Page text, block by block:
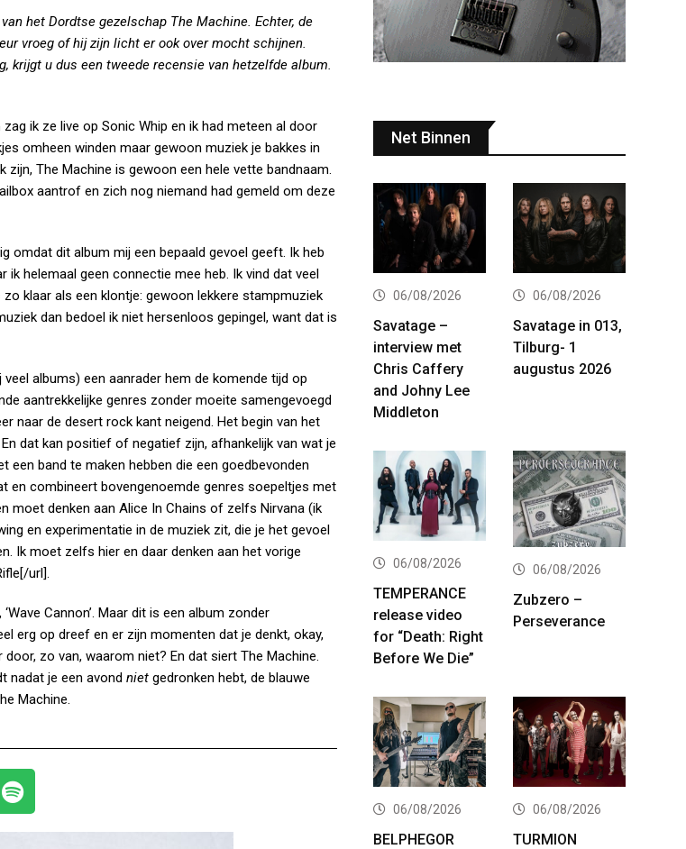
het Dordtse gezelschap The Machine. Echter, de
vroeg of hij zijn licht er ook over mocht schijnen.
krijgt u dus een tweede recensie van hetzelfde album.
ik ze live op Sonic Whip en ik had meteen al door
omheen winden maar gewoon muziek je bakkes in
zijn, The Machine is gewoon een hele vette bandnaam.
aantrof en zich nog niemand had gemeld om deze
omdat dit album mij een bepaald gevoel geeft. Ik heb
ik helemaal geen connectie mee heb. Ik vind dat veel
klaar als een klontje: gewoon lekkere stampmuziek
dan bedoel ik niet hersenloos gepingel, want dat is
albums) een aanrader hem de komende tijd op
aantrekkelijke genres zonder moeite samengevoegd
naar de desert rock kant neigend. Het begin van het
dat kan positief of negatief zijn, afhankelijk van wat je
een band te maken hebben die een goedbevonden
en combineert bovengenoemde genres soepeltjes met
moet denken aan Alice In Chains of zelfs Nirvana (ik
en experimentatie in de muziek zit, die je het gevoel
Ik moet zelfs hier en daar denken aan het vorige
url].
Cannon’. Maar dit is een album zonder
erg op dreef en er zijn momenten dat je denkt, okay,
zo van, waarom niet? En dat siert The Machine.
nadat je een avond niet gedronken hebt, de blauwe
Machine.
Net Binnen
06/08/2026
Savatage –
interview met
Chris Caffery
and Johny Lee
Middleton
06/08/2026
Savatage in 013,
Tilburg- 1
augustus 2026
06/08/2026
TEMPERANCE
release video
for “Death: Right
Before We Die”
06/08/2026
Zubzero –
Perseverance
06/08/2026
BELPHEGOR
06/08/2026
TURMION